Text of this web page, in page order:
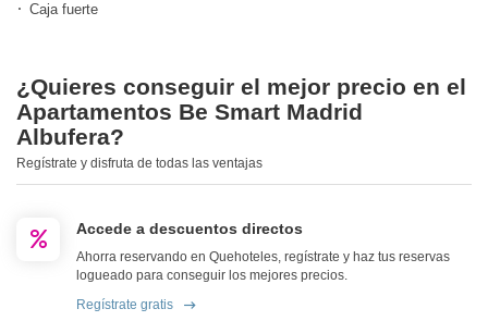
Caja fuerte
¿Quieres conseguir el mejor precio en el
Apartamentos Be Smart Madrid
Albufera?
Regístrate y disfruta de todas las ventajas
Accede a descuentos directos
Ahorra reservando en Quehoteles, regístrate y haz tus reservas
logueado para conseguir los mejores precios.
Regístrate gratis